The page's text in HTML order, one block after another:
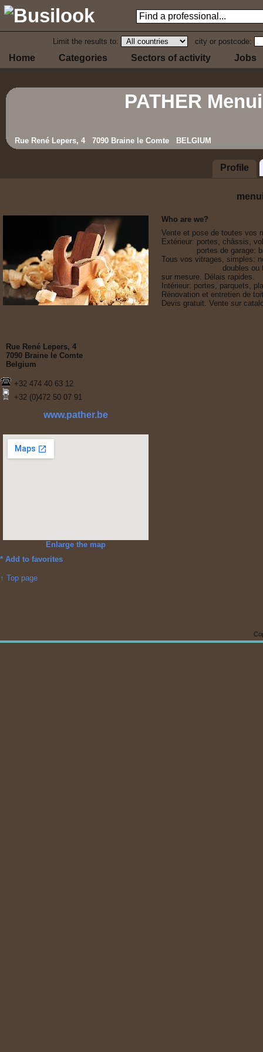
Limit the results to: city or postcode:
Home Categories Sectors of activity Jobs
PATHER
Rue René Lepers, 4 7090 Braine le Comte BELGIUM
Profile
Rue René Lepers, 4
7090 Braine le Comte
Belgium
+32 474 40 63 12
+32 (0)472 50 07 91
www.pather.be
Enlarge the map
* Add to favorites
Who are we?
Vente et pose de toutes vos
Extérieur: portes, châssis,
Tous vos vitrages, simples:
                          doubles ou triples: thermiques, acoustiques
sur mesure. Délais rapides.
Intérieur: portes, parquets,
Rénovation et entretien de
Devis gratuit. Vente sur
↑ Top page